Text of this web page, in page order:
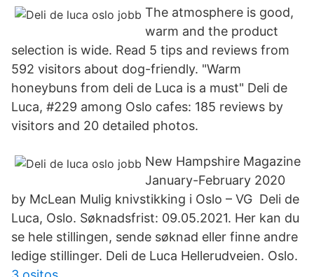
The atmosphere is good,
warm and the product
selection is wide. Read 5 tips and reviews from
592 visitors about dog-friendly. "Warm
honeybuns from deli de Luca is a must" Deli de
Luca, #229 among Oslo cafes: 185 reviews by
visitors and 20 detailed photos.
New Hampshire Magazine
January-February 2020
by McLean Mulig knivstikking i Oslo – VG Deli de
Luca, Oslo. Søknadsfrist: 09.05.2021. Her kan du
se hele stillingen, sende søknad eller finne andre
ledige stillinger. Deli de Luca Hellerudveien. Oslo.